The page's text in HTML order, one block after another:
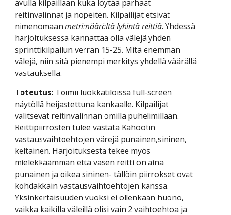
avulla kilpaillaan kuka löytää parhaat
reitinvalinnat ja nopeiten. Kilpailijat etsivät
nimenomaan metrimäärältä lyhintä reittiä. Yhdessä
harjoituksessa kannattaa olla välejä yhden
sprinttikilpailun verran 15-25. Mitä enemmän
välejä, niin sitä pienempi merkitys yhdellä väärällä
vastauksella.
Toteutus: Toimii luokkatiloissa full-screen
näytöllä heijastettuna kankaalle. Kilpailijat
valitsevat reitinvalinnan omilla puhelimillaan.
Reittipiirrosten tulee vastata Kahootin
vastausvaihtoehtojen värejä punainen,sininen,
keltainen. Harjoituksesta tekee myös
mielekkäämmän että vasen reitti on aina
punainen ja oikea sininen- tällöin piirrokset ovat
kohdakkain vastausvaihtoehtojen kanssa.
Yksinkertaisuuden vuoksi ei ollenkaan huono,
vaikka kaikilla väleillä olisi vain 2 vaihtoehtoa ja